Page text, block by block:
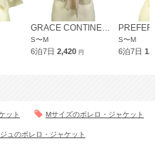
GRACE CONTINENTAL
S〜M
6泊7日 2,420 円
PREFERIR
S〜M
6泊7日
ット Mサイズのボレロ・ジャケット
ュのボレロ・ジャケット